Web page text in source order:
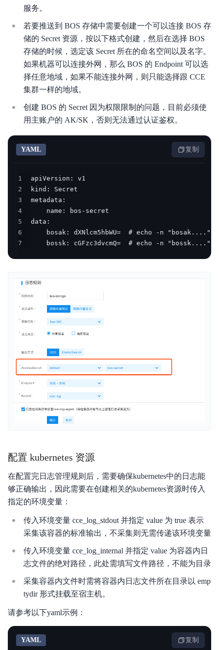
服务。
若要推送到 BOS 存储中需要创建一个可以连接 BOS 存
储的 Secret 资源，按以下格式创建，然后在选择 BOS
存储的时候，选定该 Secret 所在的命名空间以及名字。
如果机器可以连接外网，那么 BOS 的 Endpoint 可以选
择任意地域，如果不能连接外网，则只能选择跟 CCE
集群一样的地域。
创建 BOS 的 Secret 因为权限限制的问题，目前必须使
用主账户的 AK/SK，否则无法通过认证鉴权。
YAML 复制
1
2
3
4
5
6
7
bossk: cGFzc3dvcmQ=  # echo -n "bossk...."
配置 kubernetes 资源
在配置完日志管理规则后，需要确保kubernetes中的日志能
够正确输出，因此需要在创建相关的kubernetes资源时传入
指定的环境变量：
传入环境变量 cce_log_stdout 并指定 value 为 true 表示
采集该容器的标准输出，不采集则无需传递该环境变量
传入环境变量 cce_log_internal 并指定 value 为容器内日
志文件的绝对路径，此处需填写文件路径，不能为目录
采集容器内文件时需将容器内日志文件所在目录以 emp
tydir 形式挂载至宿主机。
请参考以下yaml示例：
YAML 复制